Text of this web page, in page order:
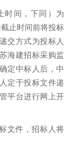
时间，下同） 为
止时间前将投标
交方式为投标人
海建招标采购监
定中标人后，中
定于投标文件递
平台进行网上开
文件，招标人将